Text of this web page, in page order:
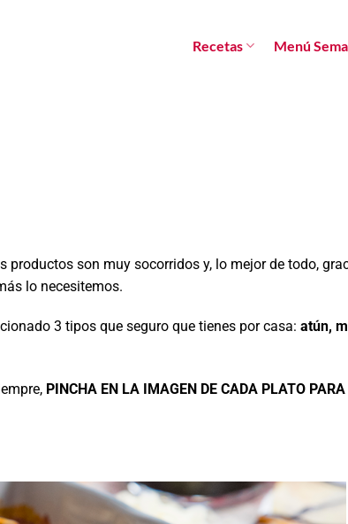
Recetas Menú
productos son muy socorridos y, lo mejor de todo,
lo necesitemos.
3 tipos que seguro que tienes por casa: atún,
PINCHA EN LA IMAGEN DE CADA PLATO